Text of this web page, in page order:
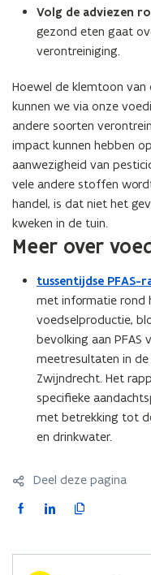
Volg de adviezen
gezond eten gaat
verontreiniging.
Hoewel de klemtoon van
kunnen we via onze
andere soorten
impact kunnen hebben
aanwezigheid van
vele andere stoffen
handel, is dat niet het
kweken in de tuin.
Meer over
tussentijdse
met informatie rond
voedselproductie,
bevolking aan PFAS
meetresultaten in
Zwijndrecht. Het
specifieke
met betrekking tot
en drinkwater.
Deel deze pagina
F
L
K